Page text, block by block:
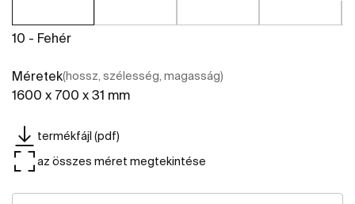
10 - Fehér
Méretek(hossz, szélesség, magasság)
1600 x 700 x 31 mm
termékfájl (pdf)
az összes méret megtekintése